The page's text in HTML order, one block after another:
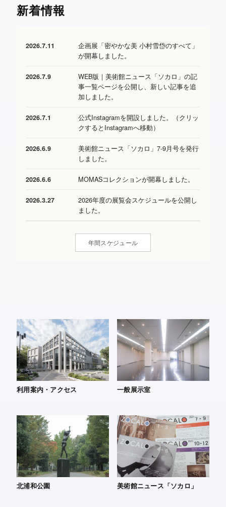
新着情報
2026.7.11
企画展「密やかな美 小村雪岱のすべて」
が開幕しました。
2026.7.9
WEB版｜美術館ニュース「ソカロ」の記
事一覧ページを公開し、新しい記事を追
加しました。
2026.7.1
公式Instagramを開設しました。（クリッ
クするとInstagramへ移動）
2026.6.9
美術館ニュース「ソカロ」7-9月号を発行
しました。
2026.6.6 MOMASコレクションが開幕しました。
2026.3.27
2026年度の展覧会スケジュールを公開し
ました。
年間スケジュール
利用案内・アクセス 一般展示室
北浦和公園 美術館ニュース「ソカロ」